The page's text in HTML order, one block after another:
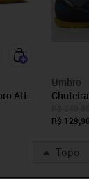
Attak
Umbro
R$ 129,90
Topo